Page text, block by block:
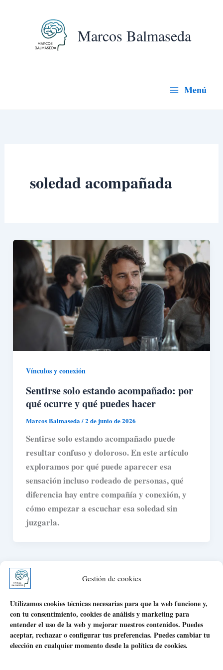
Gestión de cookies
Utilizamos cookies técnicas necesarias para que la web funcione y,
con tu consentimiento, cookies de análisis y marketing para
entender el uso de la web y mejorar nuestros contenidos. Puedes
aceptar, rechazar o configurar tus preferencias. Puedes cambiar tu
elección en cualquier momento desde la política de cookies.
Marcos Balmaseda
Menú
soledad acompañada
Vínculos y conexión
Sentirse solo estando acompañado: por
qué ocurre y qué puedes hacer
Marcos Balmaseda /2 de junio de 2026
Sentirse solo estando acompañado puede
resultar confuso y doloroso. En este artículo
exploramos por qué puede aparecer esa
sensación incluso rodeado de personas, qué
diferencia hay entre compañía y conexión, y
cómo empezar a escuchar esa soledad sin
juzgarla.
Aviso Legal
Política de Privacidad